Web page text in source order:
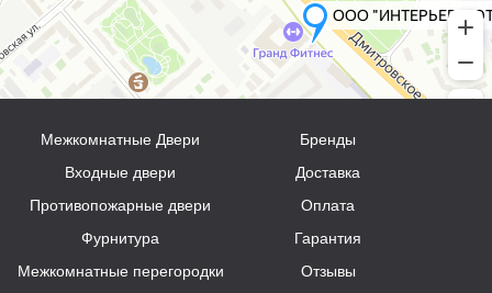
Межкомнатные Двери
Входные двери
Противопожарные двери
Фурнитура
Межкомнатные перегородки
Бренды
Доставка
Оплата
Гарантия
Отзывы